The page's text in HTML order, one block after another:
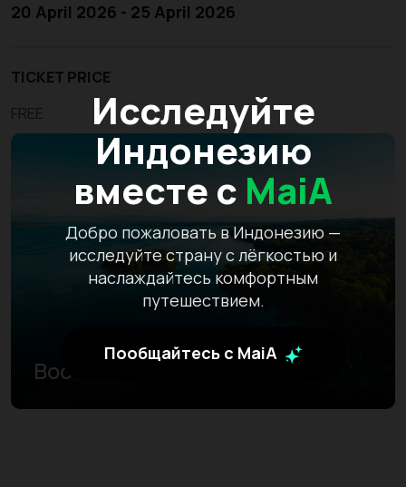
Исследуйте
Индонезию
вместе с MaiA
Добро пожаловать в Индонезию —
исследуйте страну с лёгкостью и
наслаждайтесь комфортным
путешествием.
Пообщайтесь с MaiA
20 April 2026 - 25 April 2026
TICKET PRICE
FREE
Восточный Калимантан